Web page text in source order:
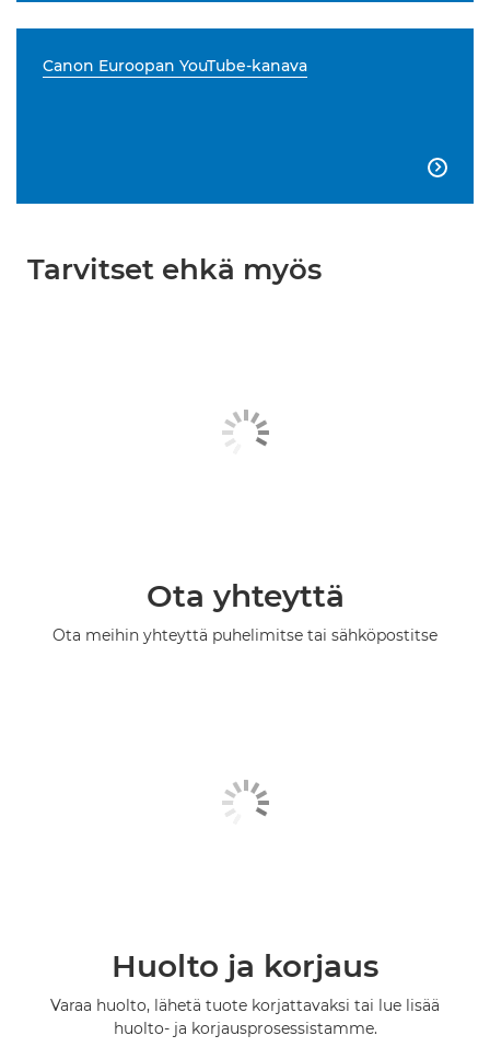
Canon Euroopan YouTube-kanava

Tarvitset ehkä myös
Ota yhteyttä
Ota meihin yhteyttä puhelimitse tai sähköpostitse
Huolto ja korjaus
Varaa huolto, lähetä tuote korjattavaksi tai lue lisää
huolto- ja korjausprosessistamme.